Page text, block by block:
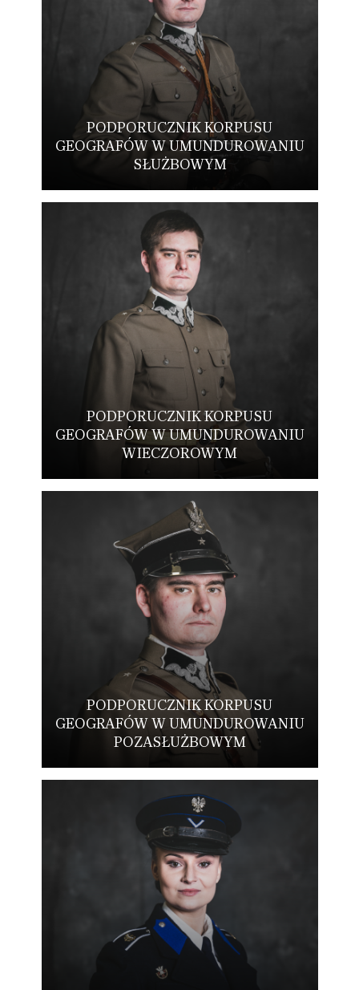
PODPORUCZNIK KORPUSU
GEOGRAFÓW W UMUNDUROWANIU
SŁUŻBOWYM
PODPORUCZNIK KORPUSU
GEOGRAFÓW W UMUNDUROWANIU
WIECZOROWYM
PODPORUCZNIK KORPUSU
GEOGRAFÓW W UMUNDUROWANIU
POZASŁUŻBOWYM